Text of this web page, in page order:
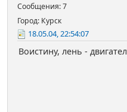
Сообщения: 7
Город: Курск
18.05.04, 22:54:07
Воистину, лень -